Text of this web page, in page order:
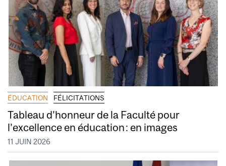
ÉDUCATION FÉLICITATIONS
Tableau d’honneur de la Faculté pour
l’excellence en éducation : en images
11 JUIN 2026